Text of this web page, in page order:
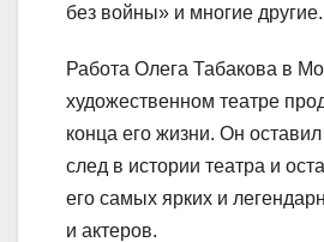
без войны» и многие другие.
Работа Олега Табакова в
художественном театре
конца его жизни. Он
след в истории театра и
его самых ярких и
и актеров.